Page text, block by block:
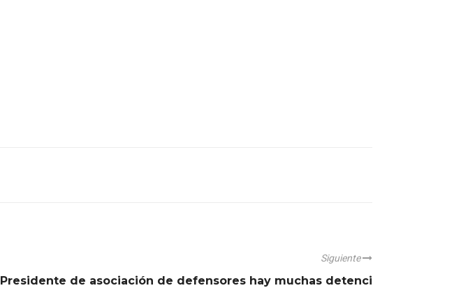
Siguiente
Presidente de asociación de defensores hay muchas detenci